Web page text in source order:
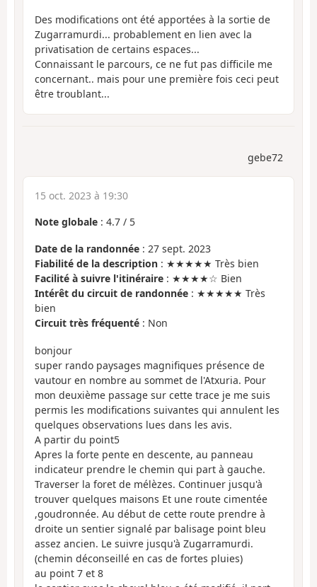
Des modifications ont été apportées à la sortie de
Zugarramurdi... probablement en lien avec la
privatisation de certains espaces...
Connaissant le parcours, ce ne fut pas difficile me
concernant.. mais pour une première fois ceci peut
être troublant...
gebe72
15 oct. 2023 à 19:30
Note globale : 4.7 / 5
Date de la randonnée : 27 sept. 2023
Fiabilité de la description : ★★★★★ Très bien
Facilité à suivre l'itinéraire : ★★★★☆ Bien
Intérêt du circuit de randonnée : ★★★★★ Très
bien
Circuit très fréquenté : Non
bonjour
super rando paysages magnifiques présence de
vautour en nombre au sommet de l'Atxuria. Pour
mon deuxième passage sur cette trace je me suis
permis les modifications suivantes qui annulent les
quelques observations lues dans les avis.
A partir du point5
Apres la forte pente en descente, au panneau
indicateur prendre le chemin qui part à gauche.
Traverser la foret de mélèzes. Continuer jusqu'à
trouver quelques maisons Et une route cimentée
,goudronnée. Au début de cette route prendre à
droite un sentier signalé par balisage point bleu
assez ancien. Le suivre jusqu'à Zugarramurdi.
(chemin déconseillé en cas de fortes pluies)
au point 7 et 8